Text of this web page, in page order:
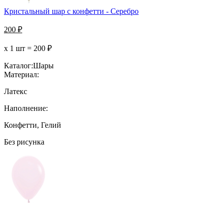
Кристальный шар с конфетти - Серебро
200 ₽
х 1 шт = 200 ₽
Каталог:Шары
Материал:
Латекс
Наполнение:
Конфетти, Гелий
Без рисунка